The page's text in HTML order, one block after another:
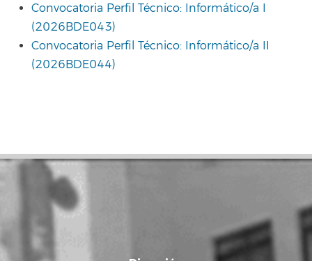
Convocatoria Perfil Técnico: Informático/a I
(2026BDE043)
Convocatoria Perfil Técnico: Informático/a II
(2026BDE044)